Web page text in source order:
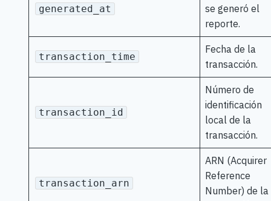
generated_at
se generó el
reporte.
transaction_time
Fecha de la
transacción.
transaction_id
Número de
identificación
local de la
transacción.
transaction_arn
ARN (Acquirer
Reference
Number) de la